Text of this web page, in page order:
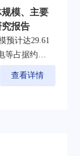
模、主要
报告
预计达29.61
等占据约
查看详情